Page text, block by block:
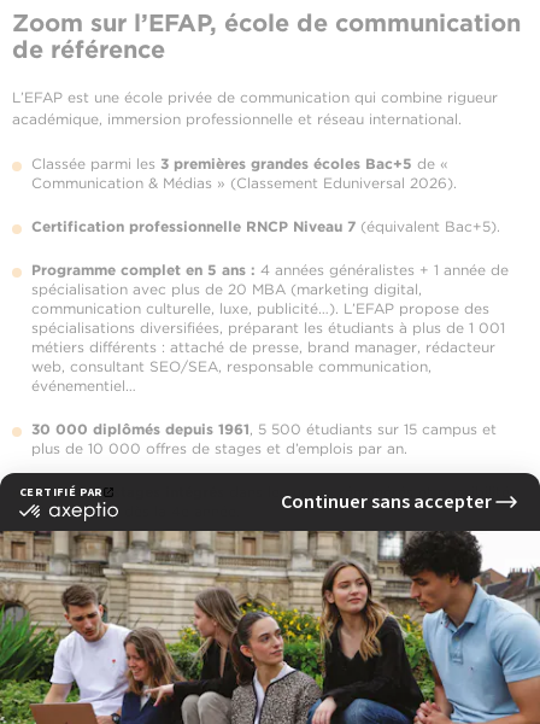
Zoom sur l’EFAP, école de communication
de référence
L’EFAP est une école privée de communication qui combine rigueur
académique, immersion professionnelle et réseau international.
Classée parmi les 3 premières grandes écoles Bac+5 de «
Communication & Médias » (Classement Eduniversal 2026).
Certification professionnelle RNCP Niveau 7 (équivalent Bac+5).
Programme complet en 5 ans : 4 années généralistes + 1 année de
spécialisation avec plus de 20 MBA (marketing digital,
communication culturelle, luxe, publicité…). L’EFAP propose des
spécialisations diversifiées, préparant les étudiants à plus de 1 001
métiers différents : attaché de presse, brand manager, rédacteur
web, consultant SEO/SEA, responsable communication,
événementiel…
30 000 diplômés depuis 1961, 5 500 étudiants sur 15 campus et
plus de 10 000 offres de stages et d’emplois par an.
21 mois de stages intégrés
dans le cursus, rémunérés et possibilité
d’alternance dès la 4e année.